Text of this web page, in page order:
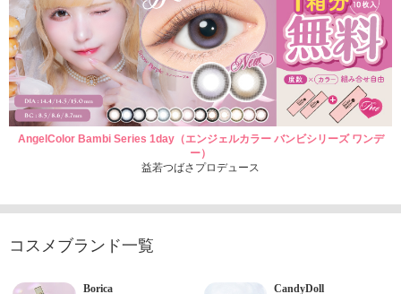
AngelColor Bambi Series 1day（エンジェルカラー バンビシリーズ ワンデ
ー）
益若つばさプロデュース
コスメブランド一覧